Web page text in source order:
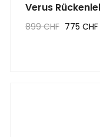
Verus
899 CHF 775 CHF